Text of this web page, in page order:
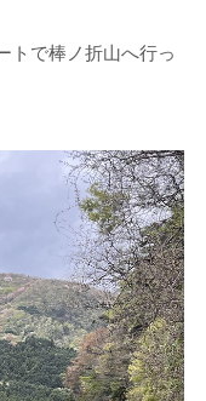
トで棒ノ折山へ行っ